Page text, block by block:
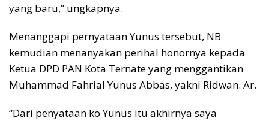
yang baru,” ungkapnya.
Menanggapi pernyataan Yunus tersebut, NB
kemudian menanyakan perihal honornya kepada
Ketua DPD PAN Kota Ternate yang menggantikan
Muhammad Fahrial Yunus Abbas, yakni Ridwan. Ar.
“Dari penyataan ko Yunus itu akhirnya saya